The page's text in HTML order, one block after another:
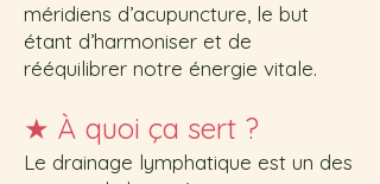
méridiens d’acupuncture, le but
étant d’harmoniser et de
rééquilibrer notre énergie vitale.
★ À quoi ça sert ?
Le drainage lymphatique est un des